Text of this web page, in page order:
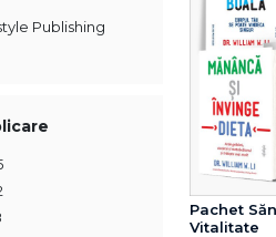
Publishing
Pachet
Vitalitate